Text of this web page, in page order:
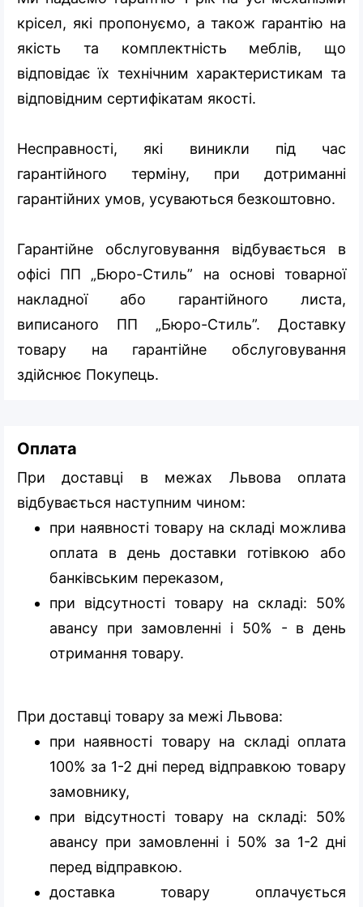
крісел, які пропонуємо, а також гарантію на
якість та комплектність меблів, що
відповідає їх технічним характеристикам та
відповідним сертифікатам якості.
Несправності, які виникли під час
гарантійного терміну, при дотриманні
гарантійних умов, усуваються безкоштовно.
Гарантійне обслуговування відбувається в
офісі ПП „Бюро-Стиль” на основі товарної
накладної або гарантійного листа,
виписаного ПП „Бюро-Стиль”. Доставку
товару на гарантійне обслуговування
здійснює Покупець.
Оплата
При доставці в межах Львова оплата
відбувається наступним чином:
при наявності товару на складі можлива
оплата в день доставки готівкою або
банківським переказом,
при відсутності товару на складі: 50%
авансу при замовленні і 50% - в день
отримання товару.
При доставці товару за межі Львова:
при наявності товару на складі оплата
100% за 1-2 дні перед відправкою товару
замовнику,
при відсутності товару на складі: 50%
авансу при замовленні і 50% за 1-2 дні
перед відправкою.
доставка товару оплачується